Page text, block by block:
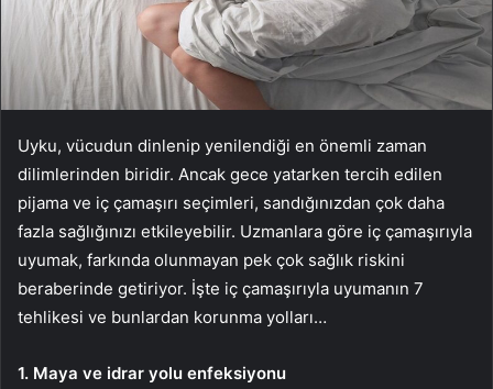
Uyku, vücudun dinlenip yenilendiği en önemli zaman
dilimlerinden biridir. Ancak gece yatarken tercih edilen
pijama ve iç çamaşırı seçimleri, sandığınızdan çok daha
fazla sağlığınızı etkileyebilir. Uzmanlara göre iç çamaşırıyla
uyumak, farkında olunmayan pek çok sağlık riskini
beraberinde getiriyor. İşte iç çamaşırıyla uyumanın 7
tehlikesi ve bunlardan korunma yolları…
1. Maya ve idrar yolu enfeksiyonu